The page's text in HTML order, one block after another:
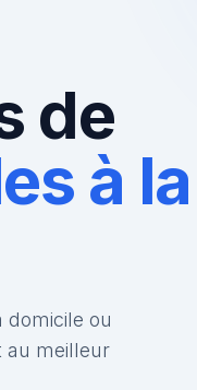
de
à la
domicile ou
au meilleur